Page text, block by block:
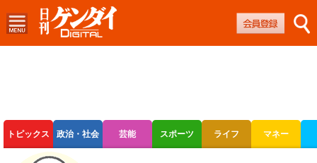
トピックス 政治・社会 芸能 スポーツ ライフ マネー
ボートレース